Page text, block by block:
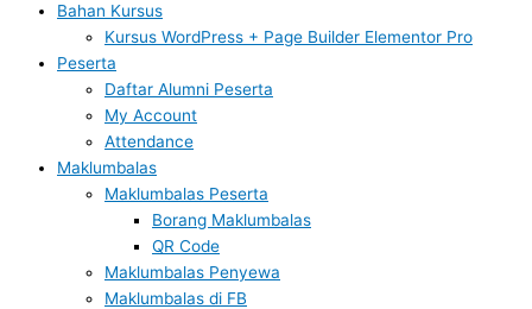
Bahan Kursus
Kursus WordPress + Page Builder Elementor Pro
Peserta
Daftar Alumni Peserta
My Account
Attendance
Maklumbalas
Maklumbalas Peserta
Borang Maklumbalas
QR Code
Maklumbalas Penyewa
Maklumbalas di FB